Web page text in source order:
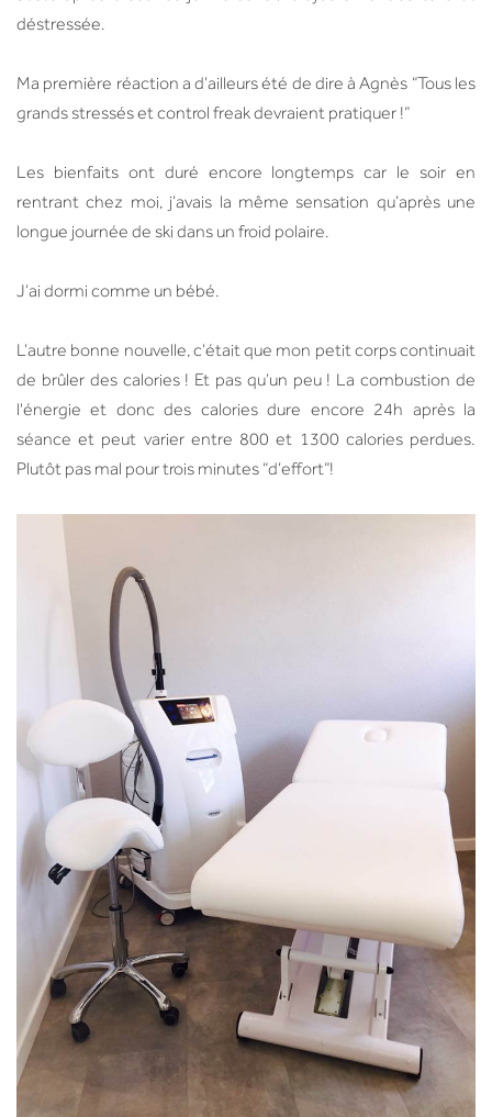
déstressée.
Ma première réaction a d’ailleurs été de dire à Agnès “Tous les
grands stressés et control freak devraient pratiquer !”
Les bienfaits ont duré encore longtemps car le soir en
rentrant chez moi, j’avais la même sensation qu’après une
longue journée de ski dans un froid polaire.
J’ai dormi comme un bébé.
L’autre bonne nouvelle, c’était que mon petit corps continuait
de brûler des calories ! Et pas qu’un peu ! La combustion de
l'énergie et donc des calories dure encore 24h après la
séance et peut varier entre 800 et 1300 calories perdues.
Plutôt pas mal pour trois minutes “d’effort”!